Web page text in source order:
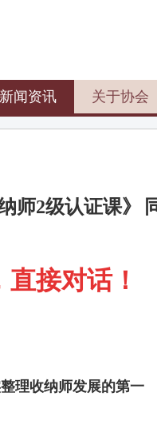
新闻资讯 关于协会
师2级认证课》
直接对话！
理收纳师发展的第一